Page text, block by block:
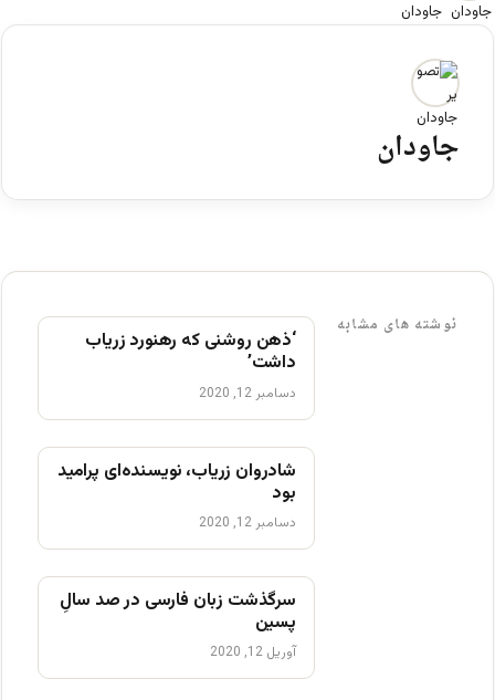
جاودان
جاودان
نوشته های مشابه
‘ذهن روشنی که رهنورد زریاب
داشت’
دسامبر 12, 2020
شادروان زریاب، نویسنده‌ای پرامید
بود
دسامبر 12, 2020
سرگذشت زبان فارسی در صد سالِ
پسین
آوریل 12, 2020